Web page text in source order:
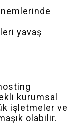
yavaş
kurumsal
işletmeler ve
olabilir.